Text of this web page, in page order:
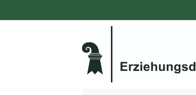
überspringen